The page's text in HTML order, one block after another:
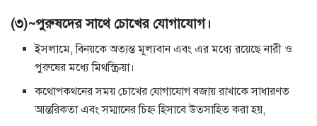
(৩)~পুরুষদের সাথে চোখের যোগাযোগ।
ইসলামে, বিনয়কে অত্যন্ত মূল্যবান এবং এর মধ্যে রয়েছে নারী ও
পুরুষের মধ্যে মিথস্ক্রিয়া।
কথোপকথনের সময় চোখের যোগাযোগ বজায় রাখাকে সাধারণত
আন্তরিকতা এবং সম্মানের চিহ্ন হিসাবে উত্সাহিত করা হয়,